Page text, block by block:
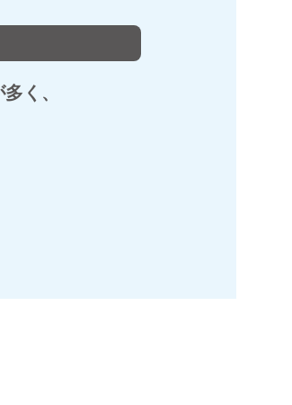
く、